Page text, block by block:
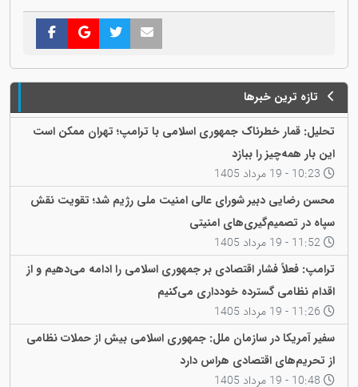
تازه ترین خبرها
تحلیل: قمار خطرناک جمهوری اسلامی با ترامپ؛ تهران ممکن است
این بار همه‌چیز را ببازد
محسن رضایی دبیر شورای عالی امنیت ملی رژیم شد؛ تقویت نقش
سپاه در تصمیم‌گیری‌های امنیتی
ترامپ: فعلاً فشار اقتصادی بر جمهوری اسلامی را ادامه می‌دهیم و از
اقدام نظامی گسترده خودداری می‌کنیم
سفیر آمریکا در سازمان ملل: جمهوری اسلامی بیش از حملات نظامی
از تحریم‌های اقتصادی هراس دارد